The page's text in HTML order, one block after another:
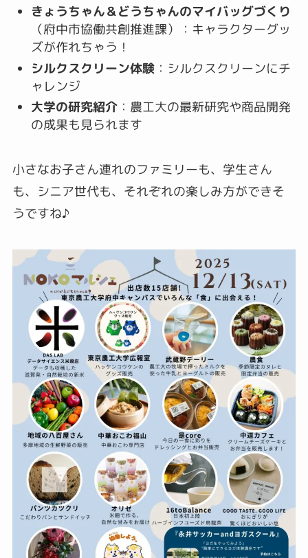
きょうちゃん＆どうちゃんのマイバッグづくり
（府中市協働共創推進課）：キャラクターグッ
ズが作れちゃう！
シルクスクリーン体験：シルクスクリーンにチ
ャレンジ
大学の研究紹介：農工大の最新研究や商品開発
の成果も見られます
小さなお子さん連れのファミリーも、学生さん
も、シニア世代も、それぞれの楽しみ方ができそ
うですね♪